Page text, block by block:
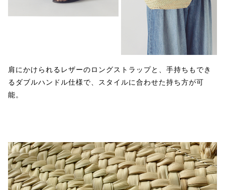
肩にかけられるレザーのロングストラップと、手持ちもでき
るダブルハンドル仕様で、スタイルに合わせた持ち方が可
能。